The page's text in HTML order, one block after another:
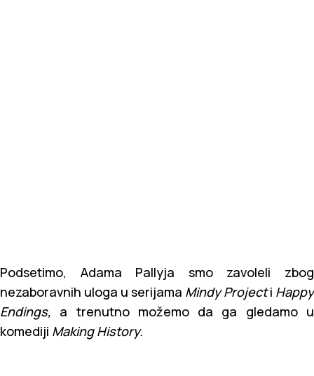
Podsetimo, Adama Pallyja smo zavoleli zbog
nezaboravnih uloga u serijama Mindy Projecti Happy
Endings, a trenutno možemo da ga gledamo u
komediji Making History.